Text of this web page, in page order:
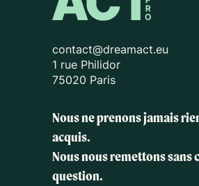
contact@dreamact.eu
1 rue Philidor
75020 Paris
Nous ne prenons jamais
acquis.
Nous nous remettons sans
question.